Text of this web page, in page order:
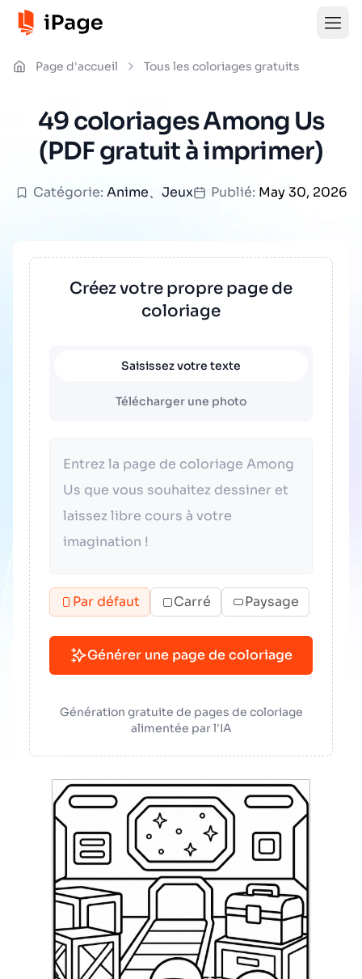
Page d'accueil Tous les coloriages gratuits
49 coloriages Among Us
(PDF gratuit à imprimer)
Catégorie: Anime、 Jeux Publié: May 30, 2026
Créez votre propre page de
coloriage
Saisissez votre texte
Télécharger une photo
Par défaut Carré Paysage
Générer une page de coloriage
Génération gratuite de pages de coloriage
alimentée par l'IA